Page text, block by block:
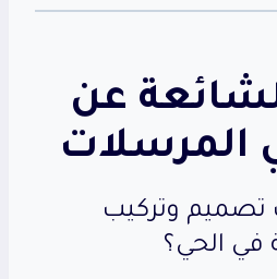
عن
المرسلات
تصميم وتركيب
الحي؟